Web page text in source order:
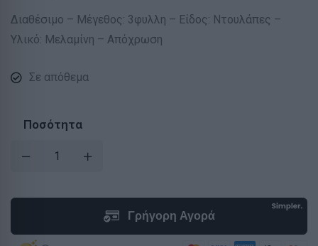
Διαθέσιμο – Μέγεθος: 3φυλλη – Είδος: Ντουλάπες –
Υλικό: Μελαμίνη – Απόχρωση
Σε απόθεμα
Ποσότητα